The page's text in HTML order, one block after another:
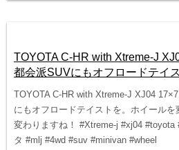
TOYOTA C-HR with Xtreme-J
都会派SUVにもオフロードテイス
TOYOTA C-HR with Xtreme-J XJ04
にもオフロードテイストを。ホイール
変わりますね！ #Xtreme-j #xj04 #toyota
タ #mlj #4wd #suv #minivan #wheel